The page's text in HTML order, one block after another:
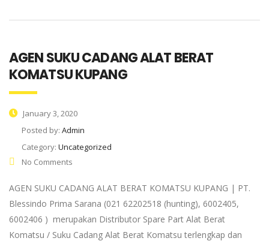
AGEN SUKU CADANG ALAT BERAT
KOMATSU KUPANG
January 3, 2020
Posted by: Admin
Category: Uncategorized
No Comments
AGEN SUKU CADANG ALAT BERAT KOMATSU KUPANG | PT.
Blessindo Prima Sarana (021 62202518 (hunting), 6002405,
6002406 ) merupakan Distributor Spare Part Alat Berat
Komatsu / Suku Cadang Alat Berat Komatsu terlengkap dan